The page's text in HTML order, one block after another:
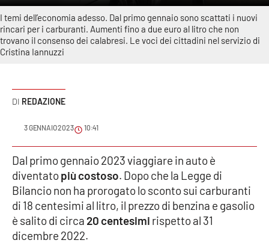
Sport
Cultura
Meteo
Editoriali
VIDEO
Ambiente
Cronaca
I temi dell’economia adesso. Dal primo gennaio sono scattati i nuovi
rincari per i carburanti. Aumenti fino a due euro al litro che non
trovano il consenso dei calabresi. Le voci dei cittadini nel servizio di
Cristina Iannuzzi
REDAZIONE
3 GENNAIO 2023 10:41
Dal primo gennaio 2023 viaggiare in auto è
diventatopiù costoso. Dopo che la Legge di
Bilancio non ha prorogato lo sconto sui carburanti
di 18 centesimi al litro, il prezzo di benzina e gasolio
è salito di circa 20 centesimi rispetto al 31
dicembre 2022.